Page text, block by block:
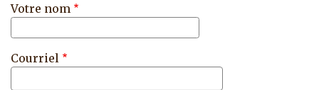
Votre nom
Courriel